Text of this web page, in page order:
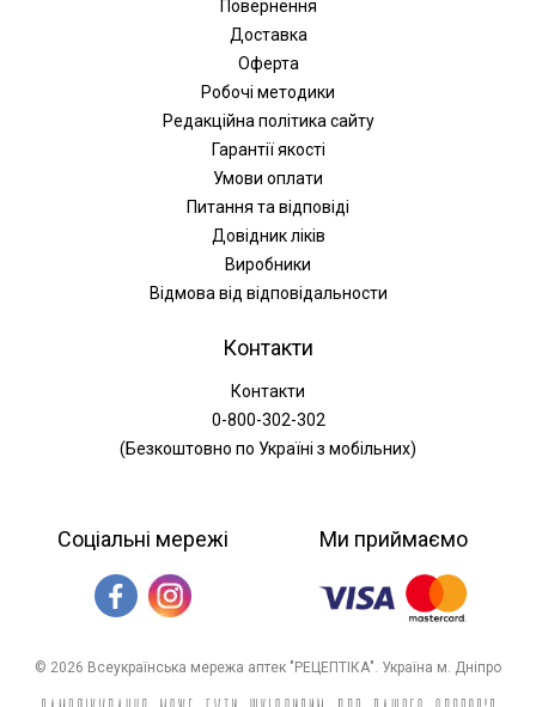
Повернення
Доставка
Оферта
Робочі методики
Редакційна політика сайту
Гарантії якості
Умови оплати
Питання та відповіді
Довідник ліків
Виробники
Відмова від відповідальности
Контакти
Контакти
0-800-302-302
(Безкоштовно по Україні з мобільних)
Соціальні мережі Ми приймаємо
© 2026 Всеукраїнська мережа аптек "РЕЦЕПТІКА". Україна м. Дніпро